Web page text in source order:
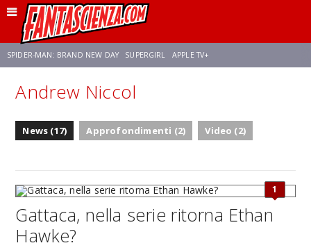
SPIDER-MAN: BRAND NEW DAY SUPERGIRL APPLE TV+
FRANCO RICCIARDIELLO ZENDAYA
Andrew Niccol
News (17) Approfondimenti (2) Video (2)
1
Gattaca, nella serie ritorna Ethan
Hawke?